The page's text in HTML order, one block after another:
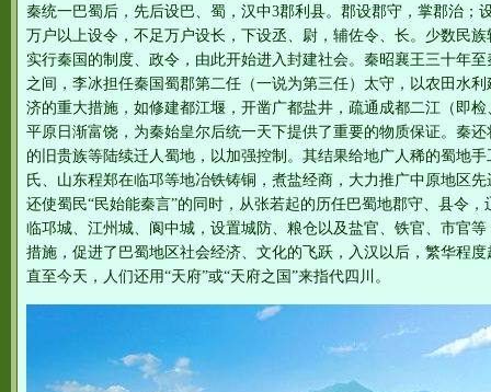
秦统一巴蜀后，先后设巴、蜀，汉中3郡利县。郡设郡守，掌郡治；
万户以上设令，不足万户设长，下设丞、尉，辅佐令、长。少数民族
实行秦国的制度、政令，由此开始进入封建社会。秦昭襄王三十年
之间，李冰担任秦国蜀郡第二任（一说为第三任）太守，以农田水
济的重大措施，如修建都江堰，开凿广都盐井，疏通成都二江（即
平原日渐富饶，为秦始皇尔后统一天下提供了重要的物质保证。秦
的旧贵族等陆续迁人蜀地，以加强控制。其结果给地广人稀的蜀地
氏、山东程郑在临邛等地冶铁铸铜，煮盐经商，大力推广中原地区
还使蜀民“民始能秦言”的同时，从张若起的历任巴蜀地郡守、县令
临邛城、江州城、阆中城，设置城防、粮仓以及盐官、铁官、市官等
措施，促进了巴蜀地区社会经济、文化的飞跃，入汉以后，繁华程
直至今天，人们还用“天府”或“天府之国”来指代四川。